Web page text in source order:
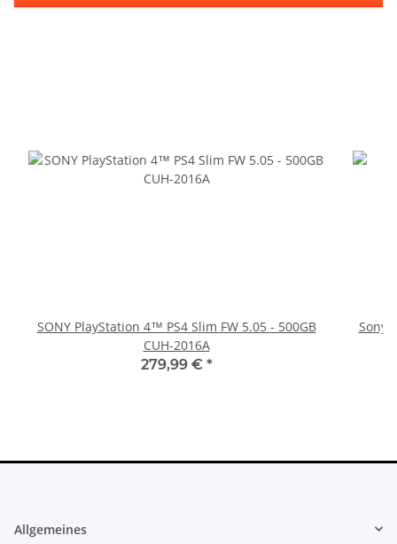
SONY PlayStation 4™ PS4 Slim FW 5.05 - 500GB
CUH-2016A
279,99 € *
Sony
Allgemeines